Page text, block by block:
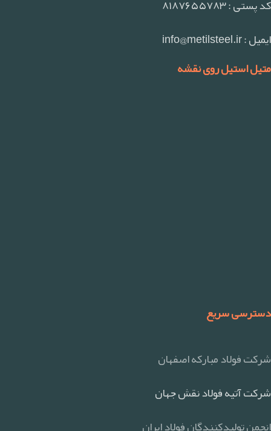
کد پستی : ۸۱۸۷۶۵۵۷۸۳
ایمیل : info@metilsteel.ir
متیل استیل روی نقشه
دسترسی سریع
شرکت فولاد مبارکه اصفهان
شرکت آتیه فولاد نقش جهان